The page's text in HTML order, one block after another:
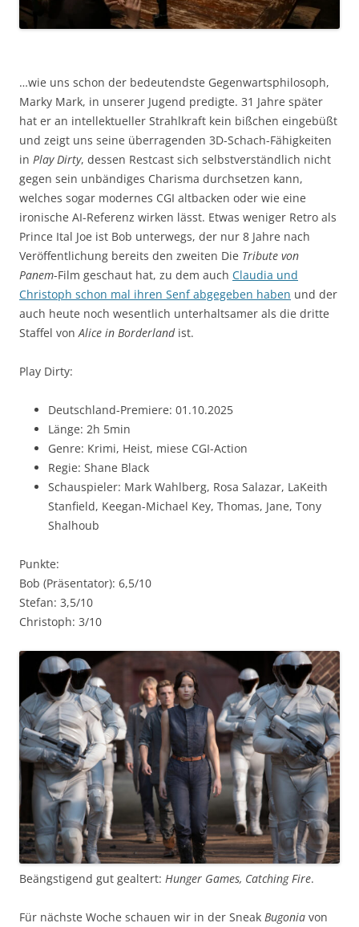
…wie uns schon der bedeutendste Gegenwartsphilosoph,
Marky Mark, in unserer Jugend predigte. 31 Jahre später
hat er an intellektueller Strahlkraft kein bißchen eingebüßt
und zeigt uns seine überragenden 3D-Schach-Fähigkeiten
in Play Dirty, dessen Restcast sich selbstverständlich nicht
gegen sein unbändiges Charisma durchsetzen kann,
welches sogar modernes CGI altbacken oder wie eine
ironische AI-Referenz wirken lässt. Etwas weniger Retro als
Prince Ital Joe ist Bob unterwegs, der nur 8 Jahre nach
Veröffentlichung bereits den zweiten Die Tribute von
Panem-Film geschaut hat, zu dem auch Claudia und
Christoph schon mal ihren Senf abgegeben haben und der
auch heute noch wesentlich unterhaltsamer als die dritte
Staffel vonAlice in Borderlandist.
Play Dirty:
Deutschland-Premiere: 01.10.2025
Länge: 2h 5min
Genre: Krimi, Heist, miese CGI-Action
Regie: Shane Black
Schauspieler: Mark Wahlberg, Rosa Salazar, LaKeith
Stanfield, Keegan-Michael Key, Thomas, Jane, Tony
Shalhoub
Punkte:
Bob (Präsentator): 6,5/10
Stefan: 3,5/10
Christoph: 3/10
Beängstigend gut gealtert: Hunger Games, Catching Fire.
Für nächste Woche schauen wir in der Sneak Bugonia von